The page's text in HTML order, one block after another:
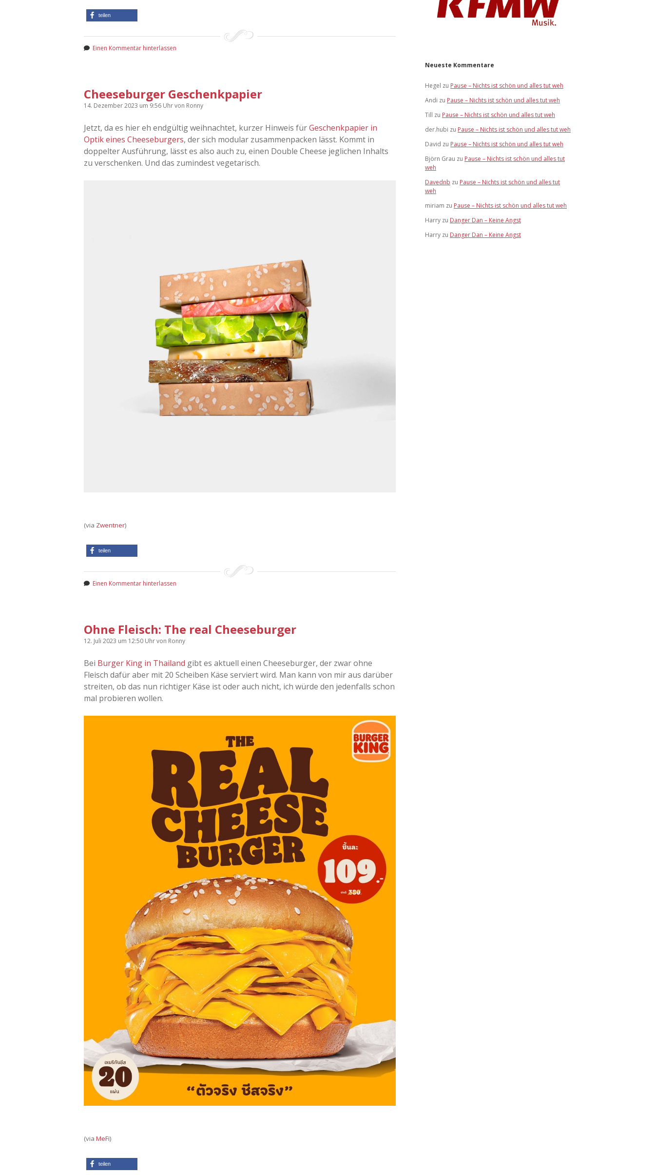
teilen
Einen Kommentar hinterlassen
Cheeseburger Geschenkpapier
14. Dezember 2023 um 9:56 Uhrvon Ronny
Jetzt, da es hier eh endgültig weihnachtet, kurzer Hinweis fürGeschenkpapier in
Optik eines Cheeseburgers, der sich modular zusammenpacken lässt. Kommt in
doppelter Ausführung, lässt es also auch zu, einen Double Cheese jeglichen Inhalts
zu verschenken. Und das zumindest vegetarisch.
(via Zwentner)
teilen
Einen Kommentar hinterlassen
Ohne Fleisch: The real Cheeseburger
12. Juli 2023 um 12:50 Uhrvon Ronny
Bei Burger King in Thailand gibt es aktuell einen Cheeseburger, der zwar ohne
Fleisch dafür aber mit 20 Scheiben Käse serviert wird. Man kann von mir aus darüber
streiten, ob das nun richtiger Käse ist oder auch nicht, ich würde den jedenfalls schon
mal probieren wollen.
(via MeFi)
teilen
Neueste Kommentare
Hegel zu Pause – Nichts ist schön und alles tut weh
Andi zu Pause – Nichts ist schön und alles tut weh
Till zu Pause – Nichts ist schön und alles tut weh
der.hubi zu Pause – Nichts ist schön und alles tut weh
David zu Pause – Nichts ist schön und alles tut weh
Björn Grau zu Pause – Nichts ist schön und alles tut
weh
Davednb zu Pause – Nichts ist schön und alles tut
weh
miriam zu Pause – Nichts ist schön und alles tut weh
Harry zu Danger Dan – Keine Angst
Harry zu Danger Dan – Keine Angst